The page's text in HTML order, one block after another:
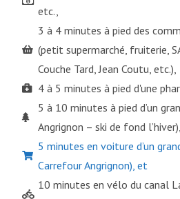
etc.,
3 à 4 minutes à pied des
(petit supermarché, fruiterie,
Couche Tard, Jean Coutu, etc.),
4 à 5 minutes à pied d'une
5 à 10 minutes à pied d’un
Angrignon – ski de fond l’hiver),
5 minutes en voiture d’un
Carrefour Angrignon), et
10 minutes en vélo du canal